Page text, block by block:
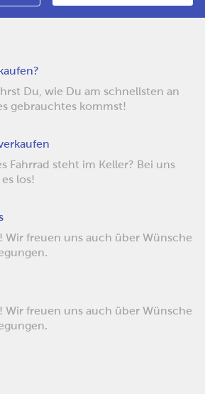
Du, wie Du am schnellsten an
gebrauchtes kommst!
Fahrrad steht im Keller? Bei uns
los!
Wir freuen uns auch über Wünsche
Wir freuen uns auch über Wünsche